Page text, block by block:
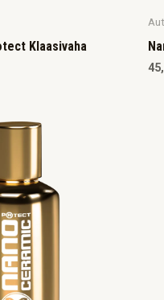
Klaasivaha